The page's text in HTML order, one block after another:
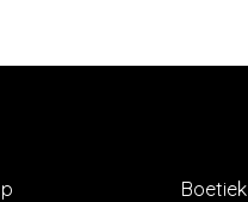
Boetiek